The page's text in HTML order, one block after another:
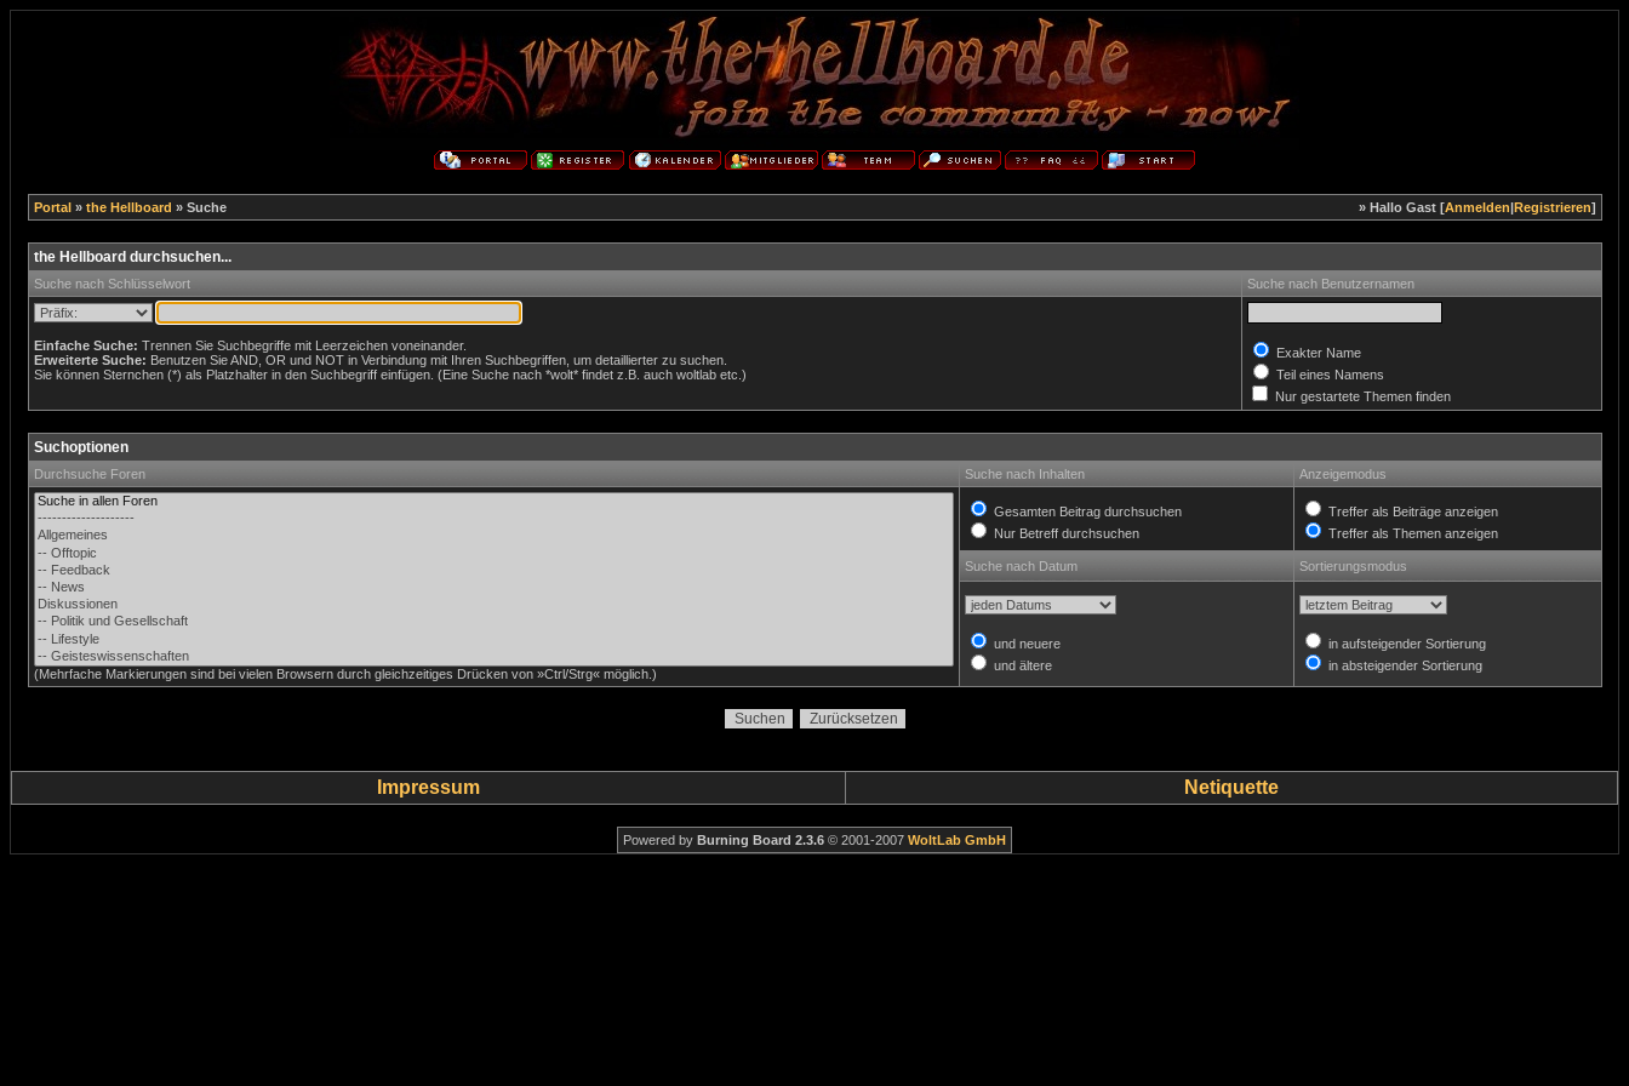
Portal» the Hellboard » Suche » Hallo Gast [Anmelden|Registrieren]
the Hellboard durchsuchen...
Suche nach Schlüsselwort Suche nach Benutzernamen
Einfache Suche: Trennen Sie Suchbegriffe mit Leerzeichen voneinander.
Erweiterte Suche: Benutzen Sie AND, OR und NOT in Verbindung mit Ihren Suchbegriffen, um detaillierter zu suchen.
Sie können Sternchen (*) als Platzhalter in den Suchbegriff einfügen. (Eine Suche nach *wolt* findet z.B. auch woltlab etc.)
Exakter Name
Teil eines Namens
Nur gestartete Themen finden
Suchoptionen
Durchsuche Foren Suche nach Inhalten Anzeigemodus
(Mehrfache Markierungen sind bei vielen Browsern durch gleichzeitiges Drücken von »Ctrl/Strg« möglich.)
Gesamten Beitrag durchsuchen
Nur Betreff durchsuchen
Treffer als Beiträge anzeigen
Treffer als Themen anzeigen
Suche nach Datum Sortierungsmodus
und neuere
und ältere
in aufsteigender Sortierung
in absteigender Sortierung
Impressum Netiquette
Powered by Burning Board 2.3.6 © 2001-2007 WoltLab GmbH